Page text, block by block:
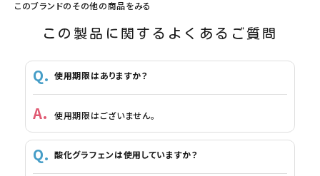
このブランドのその他の商品をみる
この製品に関するよくあるご質問
使用期限はありますか？
使用期限はございません。
酸化グラフェンは使用していますか？